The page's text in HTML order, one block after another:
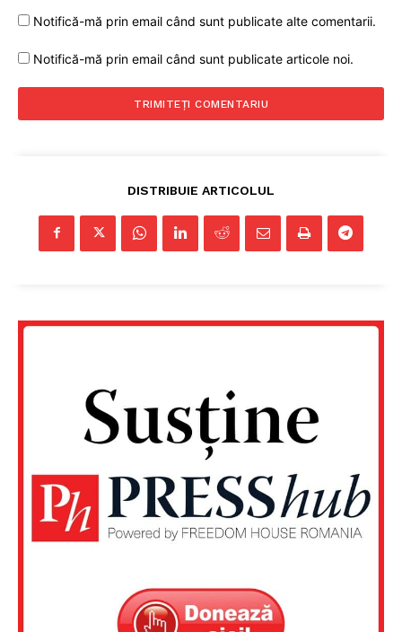
Un proiect
FREEDOM HOUSE ROMÂNIA
PRESShub
Notifică-mă prin email când sunt publicate alte comentarii.
Notifică-mă prin email când sunt publicate articole noi.
DISTRIBUIE ARTICOLUL